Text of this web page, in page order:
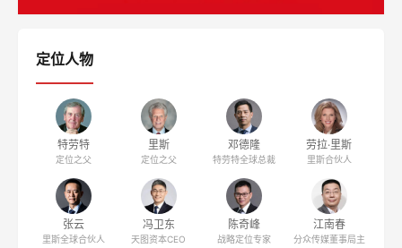
定位人物
特劳特
定位之父
里斯
定位之父
邓德隆
特劳特全球总裁
劳拉·里斯
里斯合伙人
张云
里斯全球合伙人
冯卫东
天图资本CEO
陈奇峰
战略定位专家
江南春
分众传媒董事局主